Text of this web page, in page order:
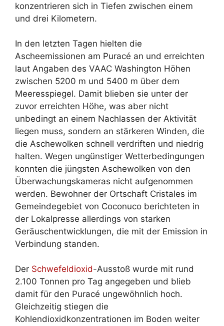
konzentrieren sich in Tiefen zwischen einem
und drei Kilometern.
In den letzten Tagen hielten die
Ascheemissionen am Puracé an und erreichten
laut Angaben des VAAC Washington Höhen
zwischen 5200 m und 5400 m über dem
Meeresspiegel. Damit blieben sie unter der
zuvor erreichten Höhe, was aber nicht
unbedingt an einem Nachlassen der Aktivität
liegen muss, sondern an stärkeren Winden, die
die Aschewolken schnell verdriften und niedrig
halten. Wegen ungünstiger Wetterbedingungen
konnten die jüngsten Aschewolken von den
Überwachungskameras nicht aufgenommen
werden. Bewohner der Ortschaft Cristales im
Gemeindegebiet von Coconuco berichteten in
der Lokalpresse allerdings von starken
Geräuschentwicklungen, die mit der Emission in
Verbindung standen.
Der Schwefeldioxid-Ausstoß wurde mit rund
2.100 Tonnen pro Tag angegeben und blieb
damit für den Puracé ungewöhnlich hoch.
Gleichzeitig stiegen die
Kohlendioxidkonzentrationen im Boden weiter